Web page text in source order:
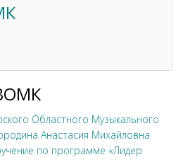
Областного Музыкального
Анастасия Михайловна
по программе «Лидер